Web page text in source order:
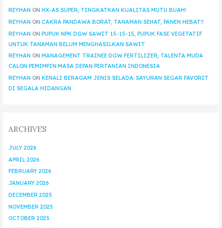
REYHAN ON HX-AS SUPER, TINGKATKAN KUALITAS MUTU BUAH!
REYHAN ON CAKRA PANDAWA BORAT, TANAMAN SEHAT, PANEN HEBAT!!
REYHAN ON PUPUK NPK DGW SAWIT 15-15-15, PUPUK FASE VEGETATIF
UNTUK TANAMAN BELUM MENGHASILKAN SAWIT
REYHAN ON MANAGEMENT TRAINEE DGW FERTILIZER, TALENTA MUDA
CALON PEMIMPIN MASA DEPAN PERTANIAN INDONESIA
REYHAN ON KENALI BERAGAM JENIS SELADA: SAYURAN SEGAR FAVORIT
DI SEGALA HIDANGAN
ARCHIVES
JULY 2026
APRIL 2026
FEBRUARY 2026
JANUARY 2026
DECEMBER 2025
NOVEMBER 2025
OCTOBER 2025